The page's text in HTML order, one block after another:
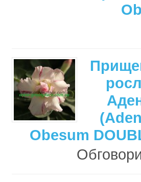
Obesum